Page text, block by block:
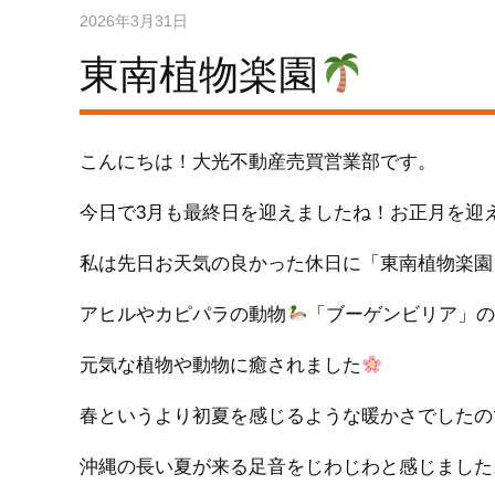
2026年3月31日
東南植物楽園
こんにちは！大光不動産売買営業部です。
今日で3月も最終日を迎えましたね！お正月を迎
私は先日お天気の良かった休日に「東南植物楽園
アヒルやカピパラの動物 「ブーゲンビリア」
元気な植物や動物に癒されました
春というより初夏を感じるような暖かさでした
沖縄の長い夏が来る足音をじわじわと感じまし